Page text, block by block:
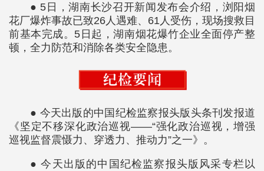
● 5日，湖南长沙召开新闻发布会介绍，浏阳烟
花厂爆炸事故已致26人遇难、61人受伤，现场搜救目
前基本完成。5日起，湖南烟花爆竹企业全面停产整
顿，全力防范和消除各类安全隐患。
● 今天出版的中国纪检监察报头版头条刊发报道
《坚定不移深化政治巡视——“强化政治巡视，增强
巡视监督震慑力、穿透力、推动力”之一》。
● 今天出版的中国纪检监察报头版风采专栏以